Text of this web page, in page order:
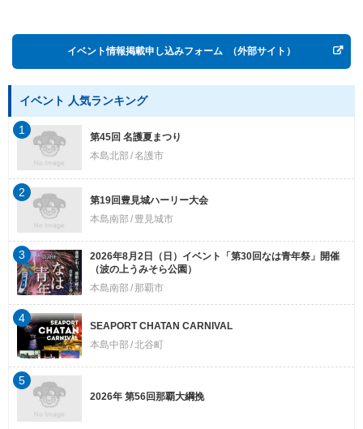
イベント情報掲載申し込みフォーム （外部サイト）
イベント 人気ランキング
第45回 名護夏まつり
本島北部 名護市
1
第19回豊見城ハーリー大会
本島南部
豊見城市
2
2026年8月2日（日）イベント「第30回なは青年祭」開催
（波の上うみそら公園）
本島南部
那覇市
3
SEAPORT CHATAN CARNIVAL
本島中部 北谷町
4
2026年 第56回那覇大綱挽
5